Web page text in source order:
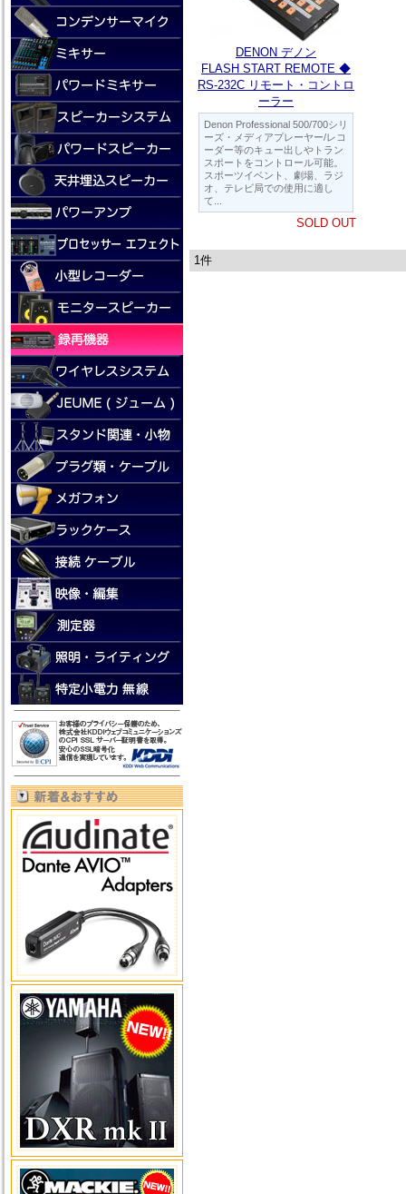
DENON デノン
FLASH START REMOTE ◆
RS-232C リモート・コントロ
ーラー
Denon Professional 500/700シリ
ーズ・メディアプレーヤー/レコ
ーダー等のキュー出しやトラン
スポートをコントロール可能。
スポーツイベント、劇場、ラジ
オ、テレビ局での使用に適し
て...
SOLD OUT
1件